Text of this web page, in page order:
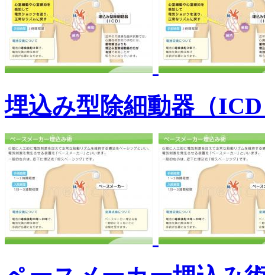
埋込み型除細動器（